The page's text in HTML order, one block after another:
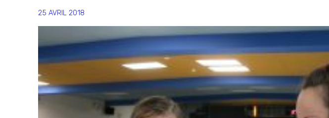
25 AVRIL 2018